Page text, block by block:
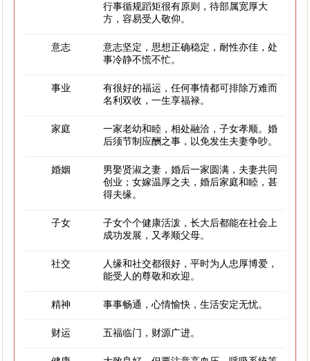
行事循规蹈矩很有原则，待部属宽厚大
方，容易受人敬仰。
意志
意志坚定，思想正确稳定，耐性亦佳，处
事冷静不慌不忙。
事业
有很好的福运，任何事情都可排除万难而
名利双收，一生享福禄。
家庭
一家老幼和睦，相处融洽，子女孝顺。婚
后须节制应酬之事，以免发生夫妻争吵。
婚姻
男娶贤淑之妻，婚后一家圆满，夫妻共同
创业；女嫁温厚之夫，婚后家庭和睦，甚
得夫缘。
子女
子女个个健康活泼，长大后都能在社会上
成功发展，又孝顺父母。
社交
人缘和社交都很好，平时为人忠厚博爱，
能受人的尊敬和欢迎。
精神 事事畅通，心情愉快，生活安定无忧。
财运 五福临门，财源广进。